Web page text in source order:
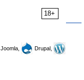
18+
Joomla,
Drupal,